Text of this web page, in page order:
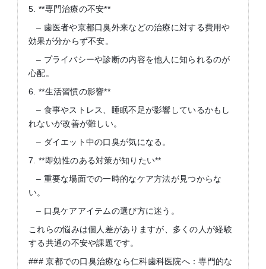
5. **専門治療の不安**
– 歯医者や京都口臭外来などの治療に対する費用や
効果が分からず不安。
– プライバシーや診断の内容を他人に知られるのが
心配。
6. **生活習慣の影響**
– 食事やストレス、睡眠不足が影響しているかもし
れないが改善が難しい。
– ダイエット中の口臭が気になる。
7. **即効性のある対策が知りたい**
– 重要な場面での一時的なケア方法が見つからな
い。
– 口臭ケアアイテムの選び方に迷う。
これらの悩みは個人差がありますが、多くの人が経験
する共通の不安や課題です。
### 京都での口臭治療なら仁科歯科医院へ：専門的な